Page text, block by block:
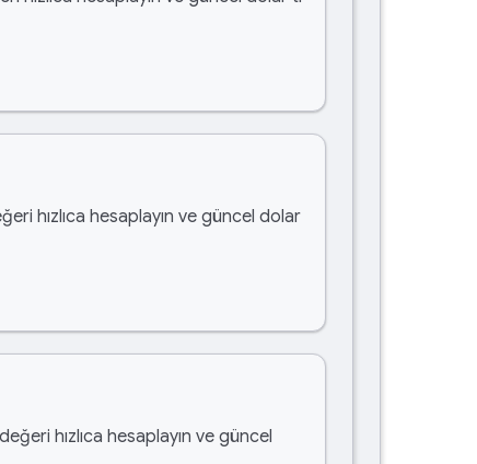
hızlıca hesaplayın ve güncel dolar
hızlıca hesaplayın ve güncel